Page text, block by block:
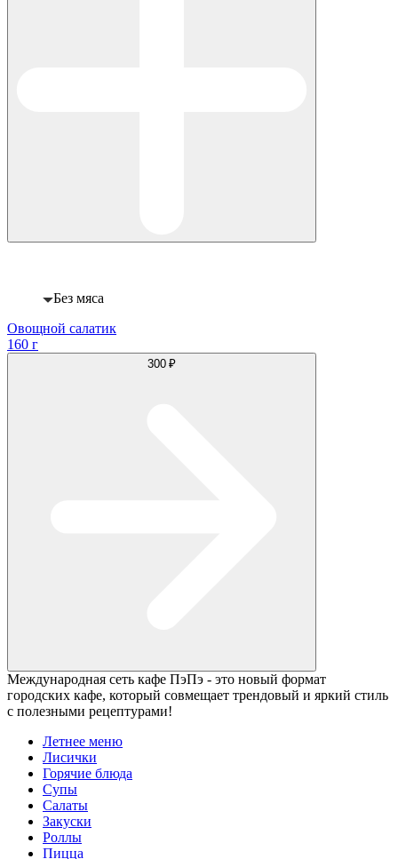
Без мяса
Овощной салатик
160 г
300 ₽
Международная сеть кафе ПэПэ - это новый формат
городских кафе, который совмещает трендовый и яркий стиль
с полезными рецептурами!
Летнее меню
Лисички
Горячие блюда
Супы
Салаты
Закуски
Роллы
Пицца